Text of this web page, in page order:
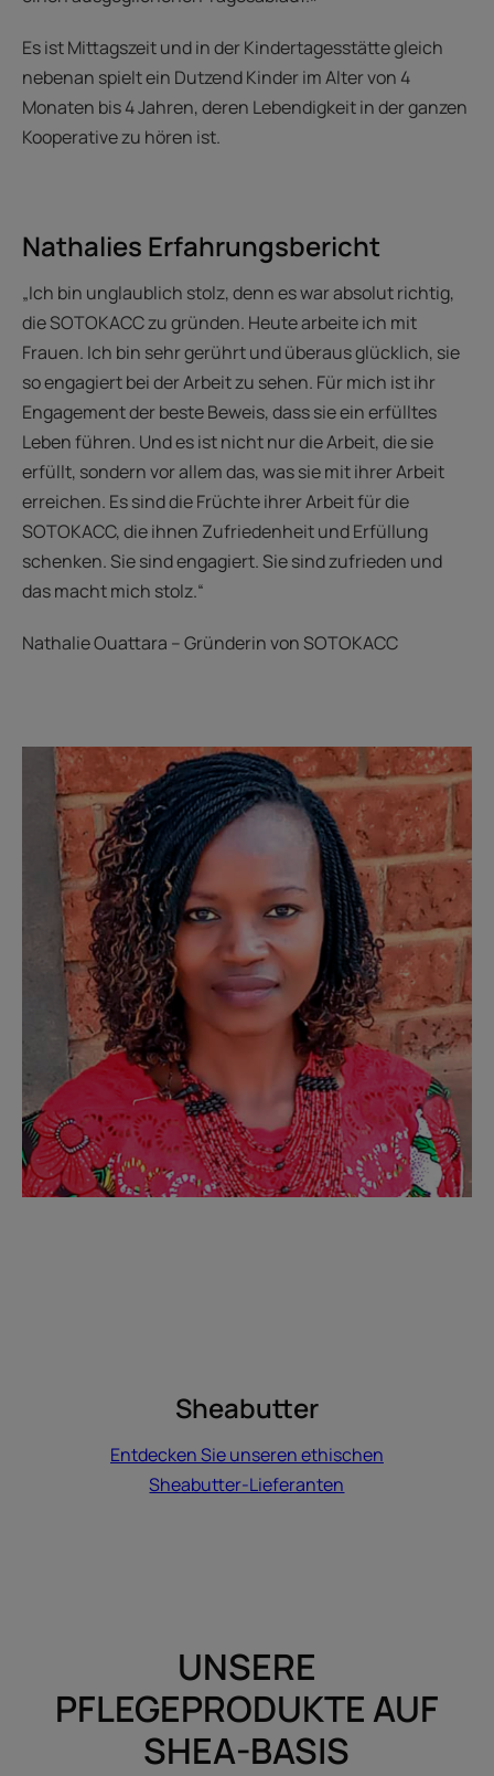
Es ist Mittagszeit und in der Kindertagesstätte gleich
nebenan spielt ein Dutzend Kinder im Alter von 4
Monaten bis 4 Jahren, deren Lebendigkeit in der ganzen
Kooperative zu hören ist.
Nathalies Erfahrungsbericht
„Ich bin unglaublich stolz, denn es war absolut richtig,
die SOTOKACC zu gründen. Heute arbeite ich mit
Frauen. Ich bin sehr gerührt und überaus glücklich, sie
so engagiert bei der Arbeit zu sehen. Für mich ist ihr
Engagement der beste Beweis, dass sie ein erfülltes
Leben führen. Und es ist nicht nur die Arbeit, die sie
erfüllt, sondern vor allem das, was sie mit ihrer Arbeit
erreichen. Es sind die Früchte ihrer Arbeit für die
SOTOKACC, die ihnen Zufriedenheit und Erfüllung
schenken. Sie sind engagiert. Sie sind zufrieden und
das macht mich stolz.“
Nathalie Ouattara – Gründerin von SOTOKACC
Sheabutter
Entdecken Sie unseren ethischen
Sheabutter-Lieferanten
UNSERE
PFLEGEPRODUKTE AUF
SHEA-BASIS